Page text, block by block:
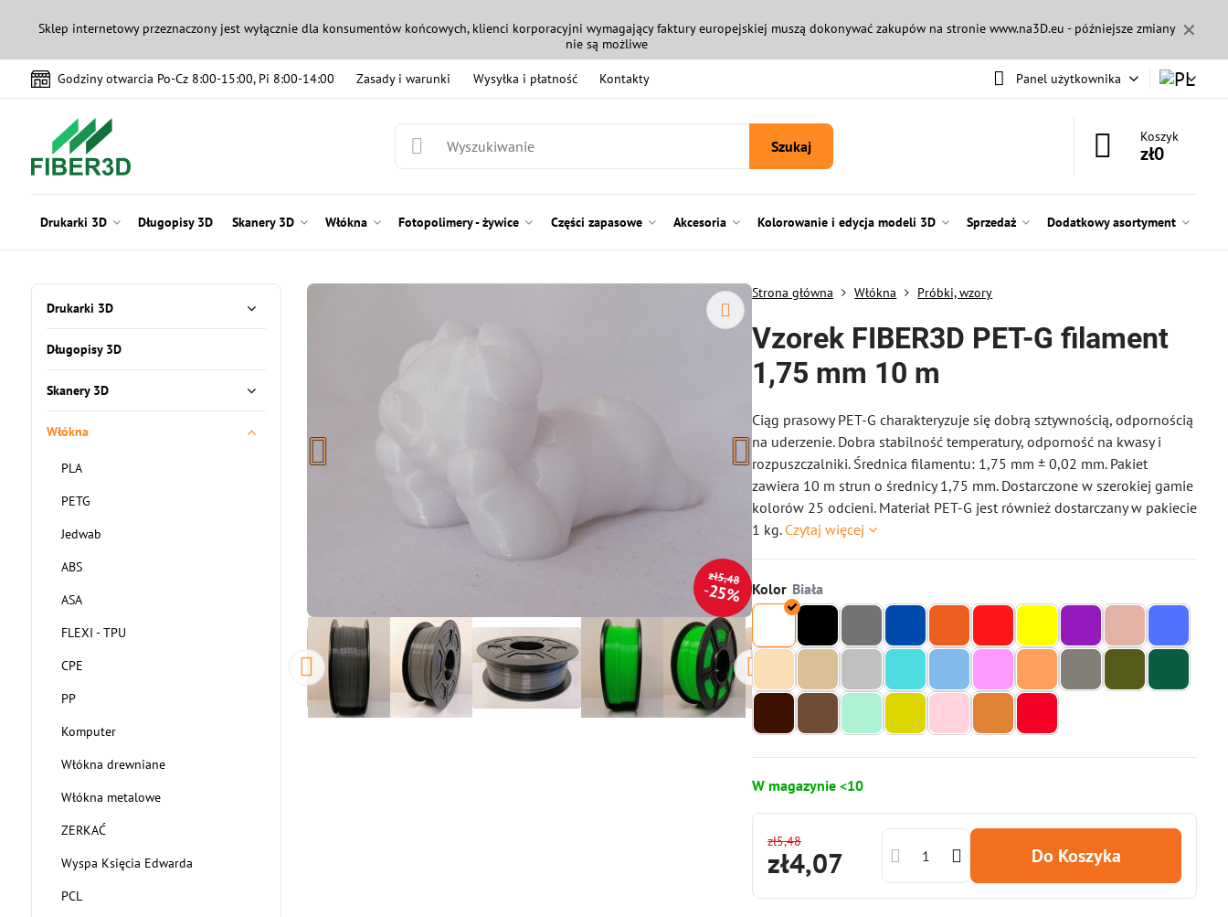
✕
Sklep internetowy przeznaczony jest wyłącznie dla konsumentów końcowych, klienci korporacyjni wymagający faktury europejskiej muszą dokonywać zakupów na stronie www.na3D.eu - późniejsze zmiany
nie są możliwe
Godziny otwarcia Po-Cz 8:00-15:00, Pi 8:00-14:00 Zasady i warunki Wysyłka i płatność Kontakty Panel użytkownika
Szukaj
Koszyk
zł0
Drukarki 3D Długopisy 3D Skanery 3D Włókna Fotopolimery - żywice Części zapasowe Akcesoria Kolorowanie i edycja modeli 3D Sprzedaż Dodatkowy asortyment
zł5,48
25%
Strona główna Włókna Próbki, wzory
Vzorek FIBER3D PET-G filament
1,75 mm 10 m
Ciąg prasowy PET-G charakteryzuje się dobrą sztywnością, odpornością
na uderzenie. Dobra stabilność temperatury, odporność na kwasy i
rozpuszczalniki. Średnica filamentu: 1,75 mm ± 0,02 mm. Pakiet
zawiera 10 m strun o średnicy 1,75 mm. Dostarczone w szerokiej gamie
kolorów 25 odcieni. Materiał PET-G jest również dostarczany w pakiecie
1 kg. Czytaj więcej
Kolor
W magazynie <10
zł5,48
zł4,07 Do Koszyka
Drukarki 3D
Długopisy 3D
Skanery 3D
Włókna
PLA
PETG
Jedwab
ABS
ASA
FLEXI - TPU
CPE
PP
Komputer
Włókna drewniane
Włókna metalowe
ZERKAĆ
Wyspa Księcia Edwarda
PCL